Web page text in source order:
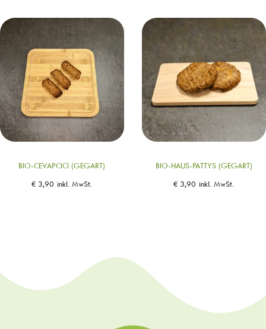
BIO-CEVAPCICI (GEGART)
€ 3,90 inkl. MwSt.
BIO-HAUS-PATTYS (GEGART)
€ 3,90 inkl. MwSt.